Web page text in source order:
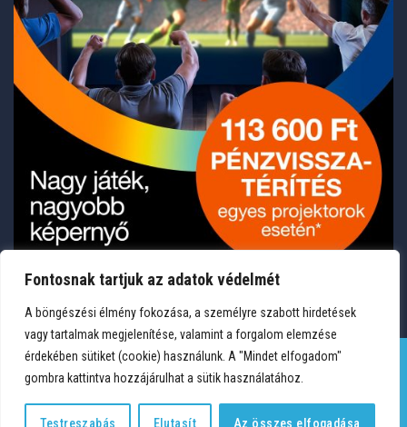
Fontosnak tartjuk az adatok védelmét
A böngészési élmény fokozása, a személyre szabott hirdetések
vagy tartalmak megjelenítése, valamint a forgalom elemzése
érdekében sütiket (cookie) használunk. A "Mindet elfogadom"
gombra kattintva hozzájárulhat a sütik használatához.
Testreszabás Elutasít Az összes elfogadása